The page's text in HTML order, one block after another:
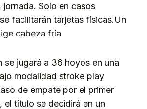
jornada. Solo en casos
facilitarán tarjetas físicas.Un
cabeza fría
se jugará a 36 hoyos en una
modalidad stroke play
de empate por el primer
el título se decidirá en un